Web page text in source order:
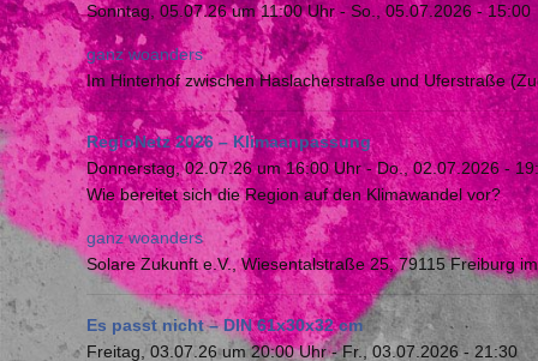
Sonntag, 05.07.26 um 11:00 Uhr -So., 05.07.2026 - 15:00
ganz woanders
Im Hinterhof zwischen Haslacherstraße und Uferstraße
RegioNetz 2026 – Klimaanpassung
Donnerstag, 02.07.26 um 16:00 Uhr-Do., 02.07.2026 -
Wie bereitet sich die Region auf den Klimawandel vor?
ganz woanders
Solare Zukunft e.V., Wiesentalstraße 25, 79115 Freiburg
Es passt nicht – DIN 61x30x32 cm
Freitag, 03.07.26 um 20:00 Uhr-Fr., 03.07.2026 - 21:30